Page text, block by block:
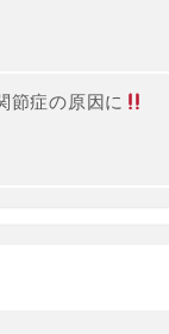
節症の原因に